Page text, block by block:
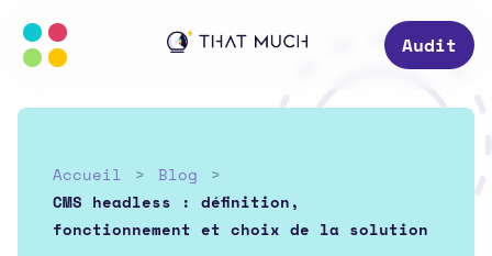
Audit
Accueil
Blog
CMS headless : définition,
fonctionnement et choix de la solution